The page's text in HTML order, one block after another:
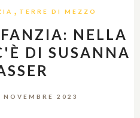
, TERRE DI MEZZO
NELLA
DI SUSANNA
2023